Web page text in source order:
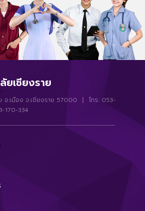
ยเชียงราย
อ.เมือง จ.เชียงราย 57000 | โทร: 053-
170-334